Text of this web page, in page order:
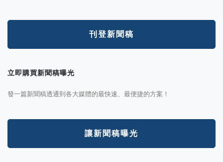
刊登新聞稿
立即購買新聞稿曝光
發一篇新聞稿透通到各大媒體的最快速、最便捷的方案！
讓新聞稿曝光